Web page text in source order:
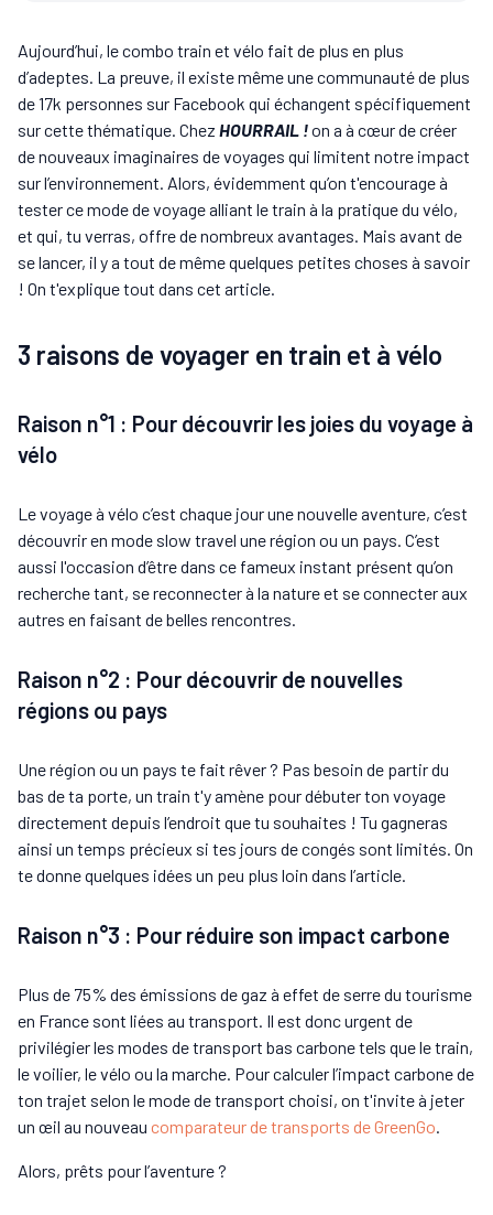
Aujourd’hui, le combo train et vélo fait de plus en plus
d’adeptes. La preuve, il existe même une communauté de plus
de 17k personnes sur Facebook qui échangent spécifiquement
sur cette thématique. Chez HOURRAIL !on a à cœur de créer
de nouveaux imaginaires de voyages qui limitent notre impact
sur l’environnement. Alors, évidemment qu’on t'encourage à
tester ce mode de voyage alliant le train à la pratique du vélo,
et qui, tu verras, offre de nombreux avantages. Mais avant de
se lancer, il y a tout de même quelques petites choses à savoir
! On t'explique tout dans cet article.
3 raisons de voyager en train et à vélo
Raison n°1 : Pour découvrir les joies du voyage à
vélo
Le voyage à vélo c’est chaque jour une nouvelle aventure, c’est
découvrir en mode slow travel une région ou un pays. C’est
aussi l'occasion d’être dans ce fameux instant présent qu’on
recherche tant, se reconnecter à la nature et se connecter aux
autres en faisant de belles rencontres.
Raison n°2 : Pour découvrir de nouvelles
régions ou pays
Une région ou un pays te fait rêver ? Pas besoin de partir du
bas de ta porte, un train t'y amène pour débuter ton voyage
directement depuis l’endroit que tu souhaites ! Tu gagneras
ainsi un temps précieux si tes jours de congés sont limités. On
te donne quelques idées un peu plus loin dans l’article.
Raison n°3 : Pour réduire son impact carbone
Plus de 75% des émissions de gaz à effet de serre du tourisme
en France sont liées au transport. Il est donc urgent de
privilégier les modes de transport bas carbone tels que le train,
le voilier, le vélo ou la marche. Pour calculer l’impact carbone de
ton trajet selon le mode de transport choisi, on t'invite à jeter
un œil au nouveau comparateur de transports de GreenGo.
Alors, prêts pour l’aventure ?